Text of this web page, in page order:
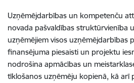
Uzņēmējdarbības un kompetenču
novada pašvaldības struktūrvienība
uzņēmējiem visos uzņēmējdarbības
finansējuma piesaisti un projektu
nodrošina apmācības un
tīklošanos uzņēmēju kopienā, kā arī